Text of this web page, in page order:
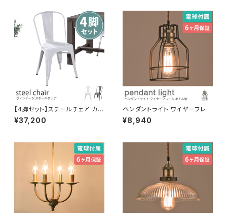
明 おしゃれ 北欧 演出用品
【4脚セット】スチールチェア カフ
ェチェア スタッキングできる椅子
完成品 ブラック/アイボリー ヴィ
¥37,200
ペンダントライト ワイヤーフレー
ム ボトル型 電球付き 吊り下げ
照明 天井照明 コード長さ調節
おしゃれ 北欧 演出用品
¥8,940